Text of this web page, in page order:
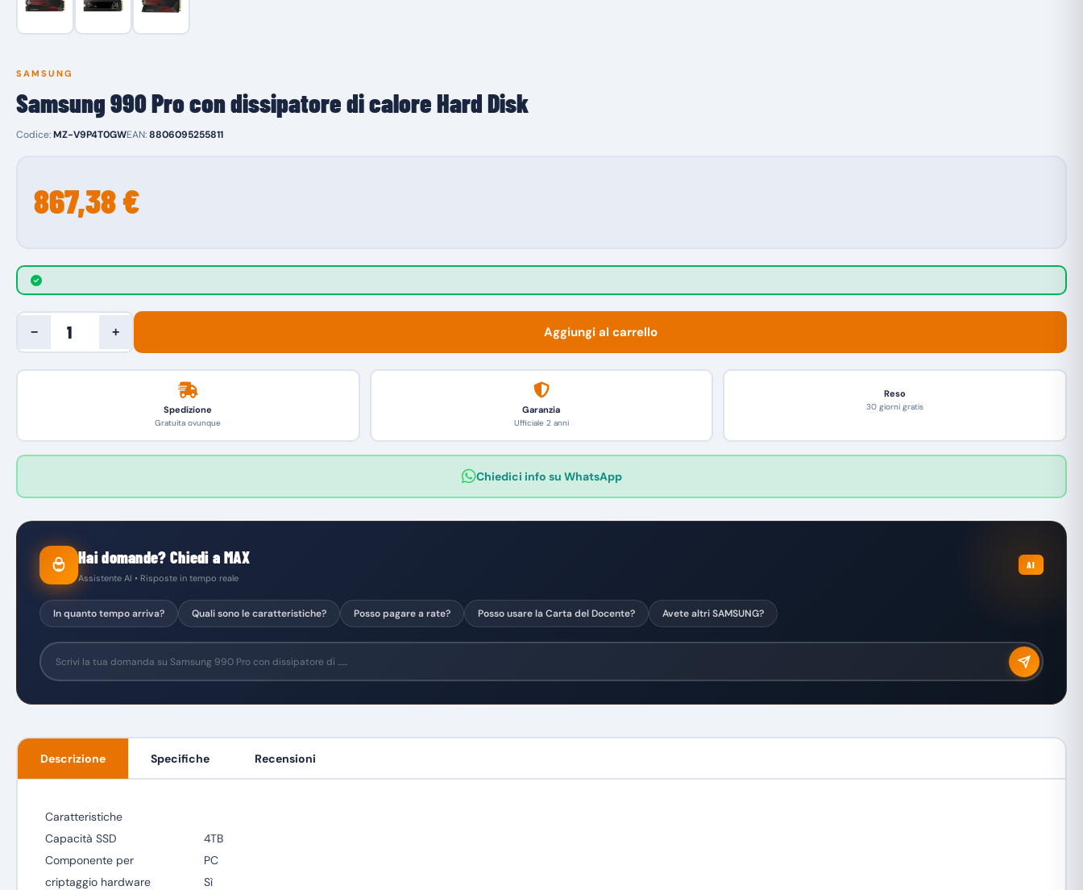
SAMSUNG
Samsung 990 Pro con dissipatore di calore Hard Disk
Codice:MZ-V9P4T0GWEAN:8806095255811
867,38 €
− + Aggiungi al carrello
Spedizione
Gratuita ovunque
Garanzia
Ufficiale 2 anni
Reso
30 giorni gratis
Chiedici info su WhatsApp
Hai domande? Chiedi a MAX
Assistente AI • Risposte in tempo reale
AI
In quanto tempo arriva? Quali sono le caratteristiche? Posso pagare a rate? Posso usare la Carta del Docente? Avete altri SAMSUNG?
Descrizione Specifiche Recensioni
Caratteristiche
Capacità SSD
4TB
Componente per
PC
criptaggio hardware
Sì